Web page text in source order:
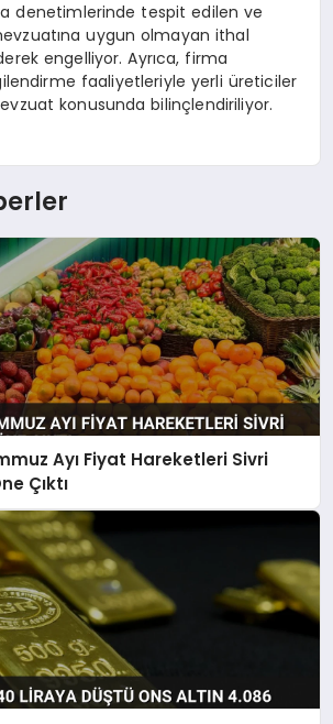
denetimlerinde tespit edilen ve
uygun olmayan ithal
engelliyor. Ayrıca, firma
faaliyetleriyle yerli üreticiler
konusunda bilinçlendiriliyor.
Ayı Fiyat Hareketleri Sivri
Çıktı